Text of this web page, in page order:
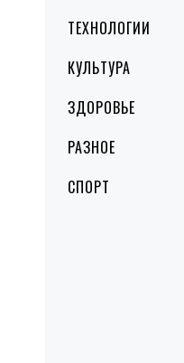
ТЕХНОЛОГИИ
КУЛЬТУРА
ЗДОРОВЬЕ
РАЗНОЕ
СПОРТ